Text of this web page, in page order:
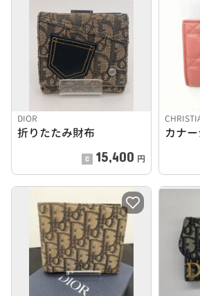
DIOR
折りたたみ財布
15,400 円